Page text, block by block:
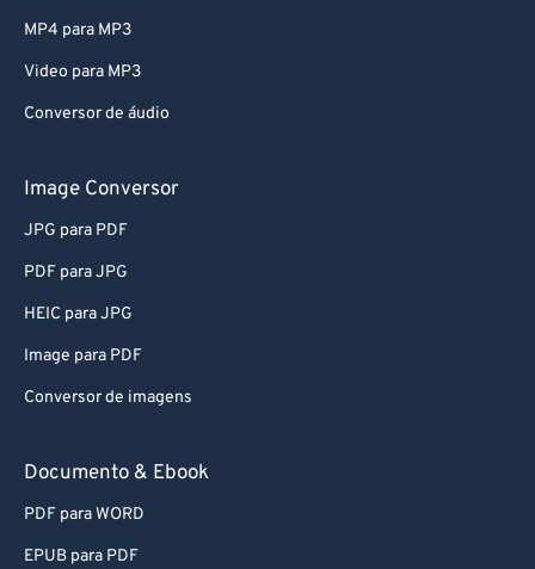
MP4 para MP3
Video para MP3
Conversor de áudio
Image Conversor
JPG para PDF
PDF para JPG
HEIC para JPG
Image para PDF
Conversor de imagens
Documento & Ebook
PDF para WORD
EPUB para PDF